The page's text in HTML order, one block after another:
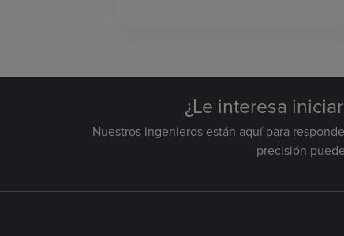
¿Le interesa
Nuestros ingenieros están aquí para
precisión